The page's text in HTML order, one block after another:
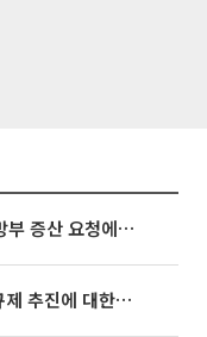
[특징주] “탄약 부족하다“ 美 국방부 증산 요청에⋯국내 방산주 급등세
[특징주] 美 중국산 광트랜시버 규제 추진에 대한광통신 등 광통신株 강세